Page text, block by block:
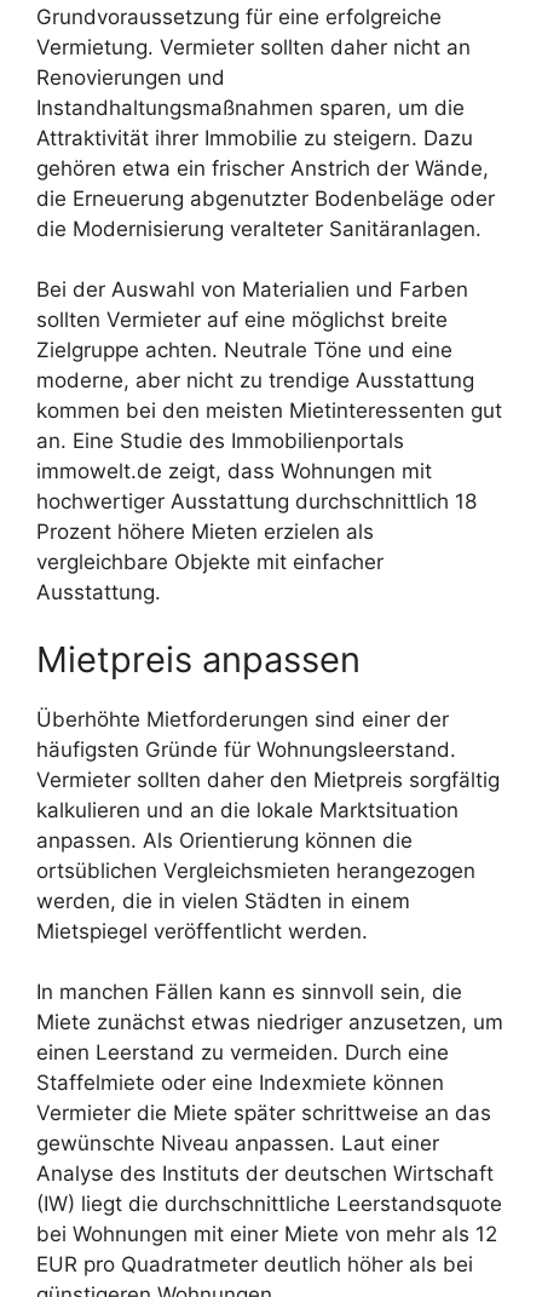
Grundvoraussetzung für eine erfolgreiche
Vermietung. Vermieter sollten daher nicht an
Renovierungen und
Instandhaltungsmaßnahmen sparen, um die
Attraktivität ihrer Immobilie zu steigern. Dazu
gehören etwa ein frischer Anstrich der Wände,
die Erneuerung abgenutzter Bodenbeläge oder
die Modernisierung veralteter Sanitäranlagen.
Bei der Auswahl von Materialien und Farben
sollten Vermieter auf eine möglichst breite
Zielgruppe achten. Neutrale Töne und eine
moderne, aber nicht zu trendige Ausstattung
kommen bei den meisten Mietinteressenten gut
an. Eine Studie des Immobilienportals
immowelt.de zeigt, dass Wohnungen mit
hochwertiger Ausstattung durchschnittlich 18
Prozent höhere Mieten erzielen als
vergleichbare Objekte mit einfacher
Ausstattung.
Mietpreis anpassen
Überhöhte Mietforderungen sind einer der
häufigsten Gründe für Wohnungsleerstand.
Vermieter sollten daher den Mietpreis sorgfältig
kalkulieren und an die lokale Marktsituation
anpassen. Als Orientierung können die
ortsüblichen Vergleichsmieten herangezogen
werden, die in vielen Städten in einem
Mietspiegel veröffentlicht werden.
In manchen Fällen kann es sinnvoll sein, die
Miete zunächst etwas niedriger anzusetzen, um
einen Leerstand zu vermeiden. Durch eine
Staffelmiete oder eine Indexmiete können
Vermieter die Miete später schrittweise an das
gewünschte Niveau anpassen. Laut einer
Analyse des Instituts der deutschen Wirtschaft
(IW) liegt die durchschnittliche Leerstandsquote
bei Wohnungen mit einer Miete von mehr als 12
EUR pro Quadratmeter deutlich höher als bei